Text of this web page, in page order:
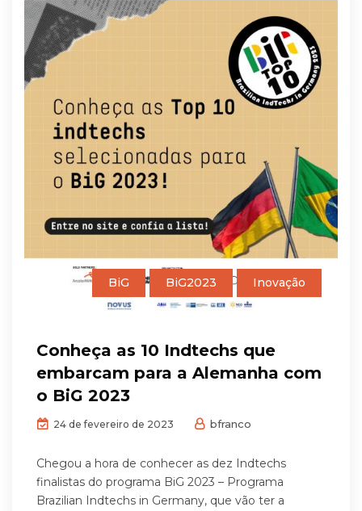
BiG BiG2023 Inovação
Conheça as 10 Indtechs que
embarcam para a Alemanha com
o BiG 2023
24 de fevereiro de 2023 bfranco
Chegou a hora de conhecer as dez Indtechs
finalistas do programa BiG 2023 – Programa
Brazilian Indtechs in Germany, que vão ter a